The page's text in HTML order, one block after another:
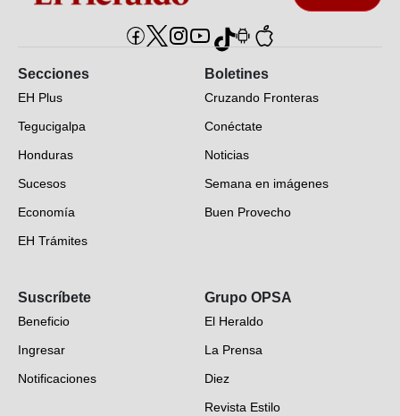
Secciones
EH Plus
Tegucigalpa
Honduras
Sucesos
Economía
EH Trámites
EH Verifica
Fotogalerías
Deportes
Videos
Boletines
Cruzando Fronteras
Conéctate
Noticias
Semana en imágenes
Buen Provecho
Suscríbete
Beneficio
Ingresar
Notificaciones
Grupo OPSA
El Heraldo
La Prensa
Diez
Revista Estilo